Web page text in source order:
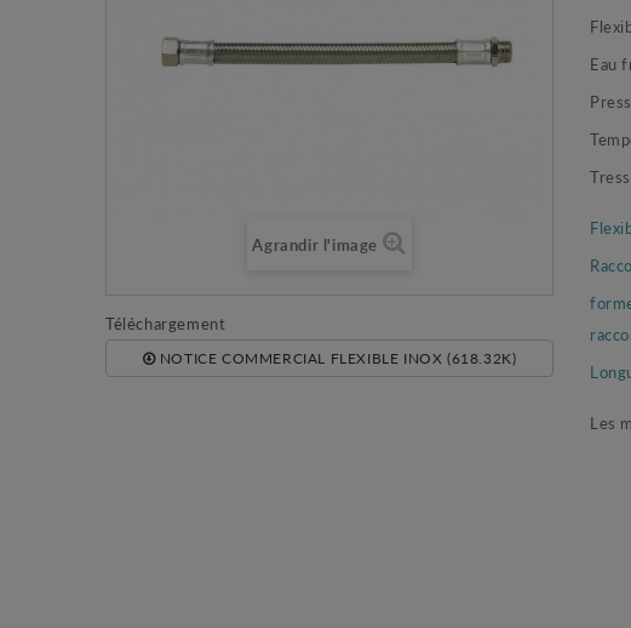
Agrandir l'image
Téléchargement
NOTICE COMMERCIAL FLEXIBLE INOX (618.32K)
Eau
Les